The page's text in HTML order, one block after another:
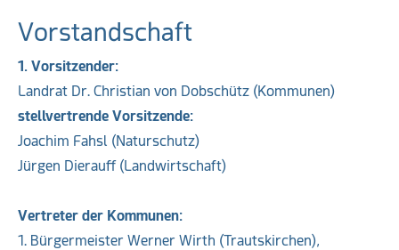
Vorstandschaft
1. Vorsitzender:
Landrat Dr. Christian von Dobschütz (Kommunen)
stellvertrende Vorsitzende:
Joachim Fahsl (Naturschutz)
Jürgen Dierauff (Landwirtschaft)
Vertreter der Kommunen:
1. Bürgermeister Werner Wirth (Trautskirchen),